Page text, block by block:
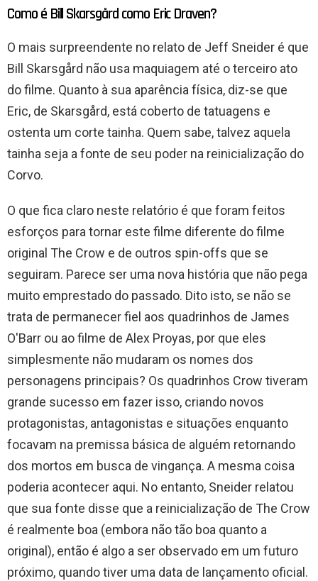
Como é Bill Skarsgård como Eric Draven?
O mais surpreendente no relato de Jeff Sneider é que
Bill Skarsgård não usa maquiagem até o terceiro ato
do filme. Quanto à sua aparência física, diz-se que
Eric, de Skarsgård, está coberto de tatuagens e
ostenta um corte tainha. Quem sabe, talvez aquela
tainha seja a fonte de seu poder na reinicialização do
Corvo.
O que fica claro neste relatório é que foram feitos
esforços para tornar este filme diferente do filme
original The Crow e de outros spin-offs que se
seguiram. Parece ser uma nova história que não pega
muito emprestado do passado. Dito isto, se não se
trata de permanecer fiel aos quadrinhos de James
O'Barr ou ao filme de Alex Proyas, por que eles
simplesmente não mudaram os nomes dos
personagens principais? Os quadrinhos Crow tiveram
grande sucesso em fazer isso, criando novos
protagonistas, antagonistas e situações enquanto
focavam na premissa básica de alguém retornando
dos mortos em busca de vingança. A mesma coisa
poderia acontecer aqui. No entanto, Sneider relatou
que sua fonte disse que a reinicialização de The Crow
é realmente boa (embora não tão boa quanto a
original), então é algo a ser observado em um futuro
próximo, quando tiver uma data de lançamento oficial.